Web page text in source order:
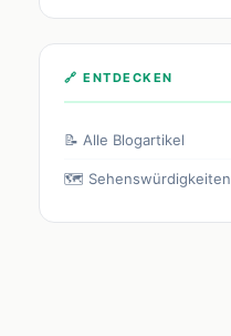
🔗 ENTDECKEN
📝 Alle Blogartikel
🗺️ Sehenswürdigkeiten